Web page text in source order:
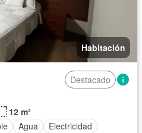
Habitación
Destacado
12 m²
Agua
Electricidad